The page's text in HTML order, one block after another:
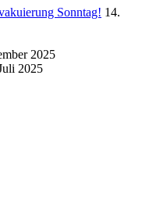
Sonntag! 14.
2025
2025